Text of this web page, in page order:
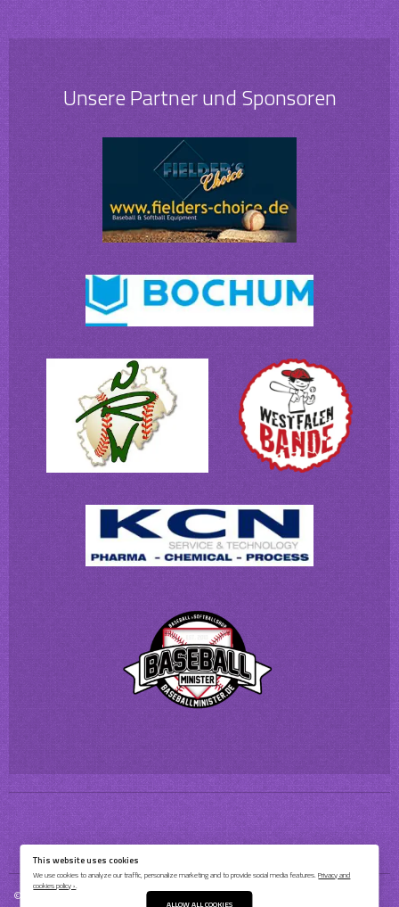
Unsere Partner und Sponsoren
© 2026 Bochum Barflies Baseball & Softball e.V.
This website uses cookies
We use cookies to analyze our traffic, personalize marketing and to provide social media features.Privacy and
cookies policy ›.
ALLOW ALL COOKIES